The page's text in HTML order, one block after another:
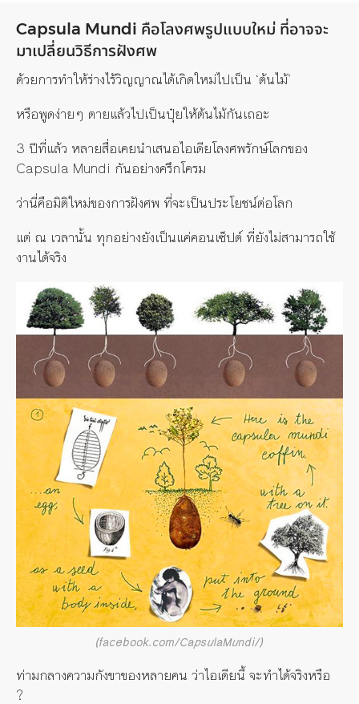
Capsula Mundi คือโลงศพรูปแบบใหม่ ที่อาจจะ
มาเปลี่ยนวิธีการฝังศพ
ด้วยการทำให้ร่างไร้วิญญาณได้เกิดใหม่ไปเป็น ‘ต้นไม้’
หรือพูดง่ายๆ ตายแล้วไปเป็นปุ๋ยให้ต้นไม้กันเถอะ
3 ปีที่แล้ว หลายสื่อเคยนำเสนอไอเดียโลงศพรักษ์โลกของ
Capsula Mundi กันอย่างครึกโครม
ว่านี่คือมิติใหม่ของการฝังศพ ที่จะเป็นประโยชน์ต่อโลก
แต่ ณ เวลานั้น ทุกอย่างยังเป็นแค่คอนเซ็ปต์ ที่ยังไม่สามารถใช้
งานได้จริง
(facebook.com/CapsulaMundi/)
ท่ามกลางความกังขาของหลายคน ว่าไอเดียนี้ จะทำได้จริงหรือ
?